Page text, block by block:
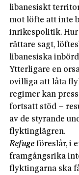
libanesiskt
mot löfte att inte
inrikespolitik.
rättare sagt,
libanesiska
Ytterligare en
ovilliga att låta
regimer kan
fortsatt stöd –
av de styrande
flyktinglägren.
Refuge föreslår, i
framgångsrika
flyktingarna ska